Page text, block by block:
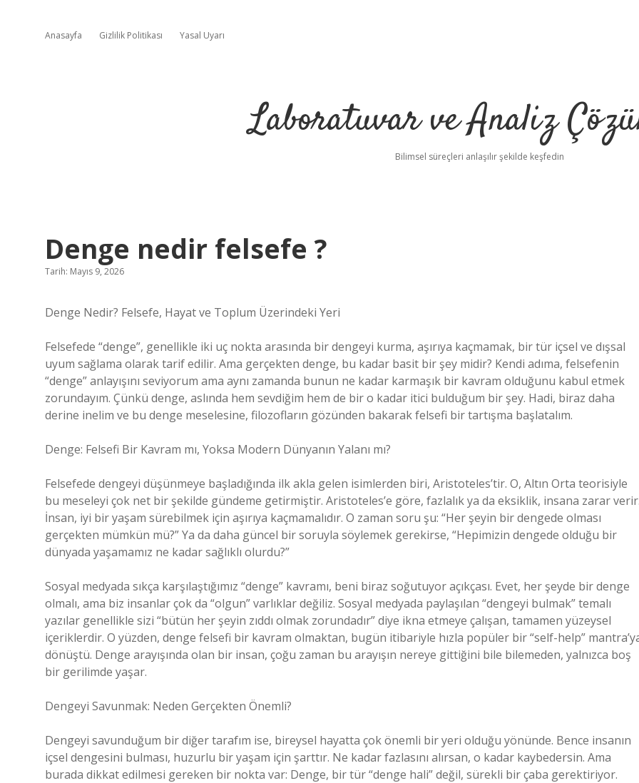
Anasayfa Gizlilik Politikası Yasal Uyarı
Laboratuvar ve Analiz
Bilimsel süreçleri anlaşılır şekilde keşfedin
Denge nedir felsefe ?
Tarih: Mayıs 9, 2026
Denge Nedir? Felsefe, Hayat ve Toplum Üzerindeki Yeri
Felsefede “denge”, genellikle iki uç nokta arasında bir dengeyi kurma, aşırıya kaçmamak, bir tür içsel ve dışsal
uyum sağlama olarak tarif edilir. Ama gerçekten denge, bu kadar basit bir şey midir? Kendi adıma, felsefenin
“denge” anlayışını seviyorum ama aynı zamanda bunun ne kadar karmaşık bir kavram olduğunu kabul etmek
zorundayım. Çünkü denge, aslında hem sevdiğim hem de bir o kadar itici bulduğum bir şey. Hadi, biraz daha
derine inelim ve bu denge meselesine, filozofların gözünden bakarak felsefi bir tartışma başlatalım.
Denge: Felsefi Bir Kavram mı, Yoksa Modern Dünyanın Yalanı mı?
Felsefede dengeyi düşünmeye başladığında ilk akla gelen isimlerden biri, Aristoteles’tir. O, Altın Orta teorisiyle
bu meseleyi çok net bir şekilde gündeme getirmiştir. Aristoteles’e göre, fazlalık ya da eksiklik, insana zarar
İnsan, iyi bir yaşam sürebilmek için aşırıya kaçmamalıdır. O zaman soru şu: “Her şeyin bir dengede olması
gerçekten mümkün mü?” Ya da daha güncel bir soruyla söylemek gerekirse, “Hepimizin dengede olduğu bir
dünyada yaşamamız ne kadar sağlıklı olurdu?”
Sosyal medyada sıkça karşılaştığımız “denge” kavramı, beni biraz soğutuyor açıkçası. Evet, her şeyde bir denge
olmalı, ama biz insanlar çok da “olgun” varlıklar değiliz. Sosyal medyada paylaşılan “dengeyi bulmak” temalı
yazılar genellikle sizi “bütün her şeyin zıddı olmak zorundadır” diye ikna etmeye çalışan, tamamen yüzeysel
içeriklerdir. O yüzden, denge felsefi bir kavram olmaktan, bugün itibariyle hızla popüler bir “self-help”
dönüştü. Denge arayışında olan bir insan, çoğu zaman bu arayışın nereye gittiğini bile bilemeden, yalnızca boş
bir gerilimde yaşar.
Dengeyi Savunmak: Neden Gerçekten Önemli?
Dengeyi savunduğum bir diğer tarafım ise, bireysel hayatta çok önemli bir yeri olduğu yönünde. Bence insanın
içsel dengesini bulması, huzurlu bir yaşam için şarttır. Ne kadar fazlasını alırsan, o kadar kaybedersin. Ama
burada dikkat edilmesi gereken bir nokta var: Denge, bir tür “denge hali” değil, sürekli bir çaba gerektiriyor.